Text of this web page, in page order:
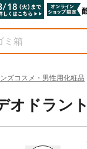
ズコスメ・男性用化粧品
オドラン